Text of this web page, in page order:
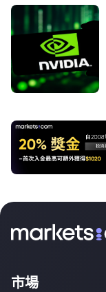
市場